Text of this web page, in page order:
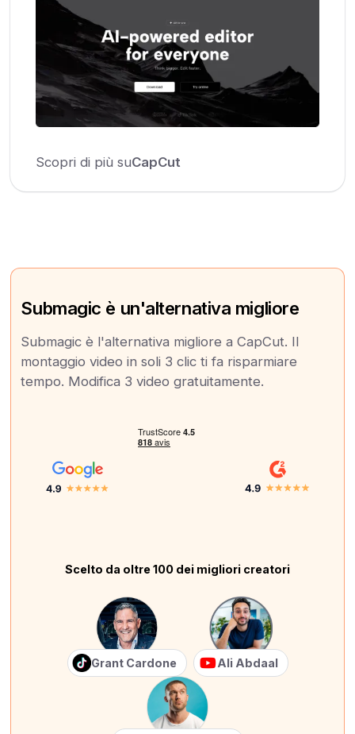
Scopri di più suCapCut
Submagic è un'alternativa migliore
Submagic è l'alternativa migliore a CapCut. Il
montaggio video in soli 3 clic ti fa risparmiare
tempo. Modifica 3 video gratuitamente.
Scelto da oltre 100 dei migliori creatori
Grant Cardone Ali Abdaal